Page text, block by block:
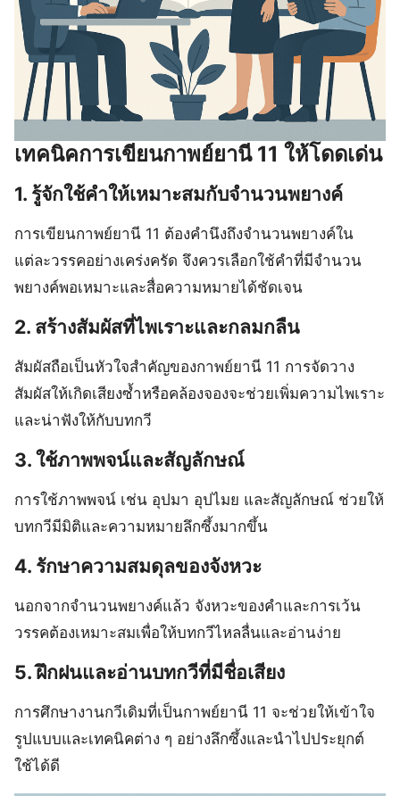
เทคนิคการเขียนกาพย์ยานี 11 ให้โดดเด่น
1. รู้จักใช้คำให้เหมาะสมกับจำนวนพยางค์
การเขียนกาพย์ยานี 11 ต้องคำนึงถึงจำนวนพยางค์ใน
แต่ละวรรคอย่างเคร่งครัด จึงควรเลือกใช้คำที่มีจำนวน
พยางค์พอเหมาะและสื่อความหมายได้ชัดเจน
2. สร้างสัมผัสที่ไพเราะและกลมกลืน
สัมผัสถือเป็นหัวใจสำคัญของกาพย์ยานี 11 การจัดวาง
สัมผัสให้เกิดเสียงซ้ำหรือคล้องจองจะช่วยเพิ่มความไพเราะ
และน่าฟังให้กับบทกวี
3. ใช้ภาพพจน์และสัญลักษณ์
การใช้ภาพพจน์ เช่น อุปมา อุปไมย และสัญลักษณ์ ช่วยให้
บทกวีมีมิติและความหมายลึกซึ้งมากขึ้น
4. รักษาความสมดุลของจังหวะ
นอกจากจำนวนพยางค์แล้ว จังหวะของคำและการเว้น
วรรคต้องเหมาะสมเพื่อให้บทกวีไหลลื่นและอ่านง่าย
5. ฝึกฝนและอ่านบทกวีที่มีชื่อเสียง
การศึกษางานกวีเดิมที่เป็นกาพย์ยานี 11 จะช่วยให้เข้าใจ
รูปแบบและเทคนิคต่าง ๆ อย่างลึกซึ้งและนำไปประยุกต์
ใช้ได้ดี